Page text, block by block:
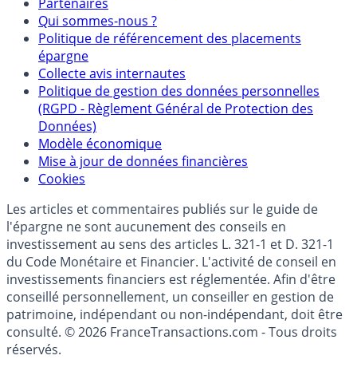
Mentions légales et Conditions d’utilisation
Partenaires
Qui sommes-nous ?
Politique de référencement des placements
épargne
Collecte avis internautes
Politique de gestion des données personnelles
(RGPD - Règlement Général de Protection des
Données)
Modèle économique
Mise à jour de données financières
Cookies
Les articles et commentaires publiés sur le guide de
l'épargne ne sont aucunement des conseils en
investissement au sens des articles L. 321-1 et D. 321-1
du Code Monétaire et Financier. L'activité de conseil en
investissements financiers est réglementée. Afin d'être
conseillé personnellement, un conseiller en gestion de
patrimoine, indépendant ou non-indépendant, doit être
consulté. © 2026 FranceTransactions.com - Tous droits